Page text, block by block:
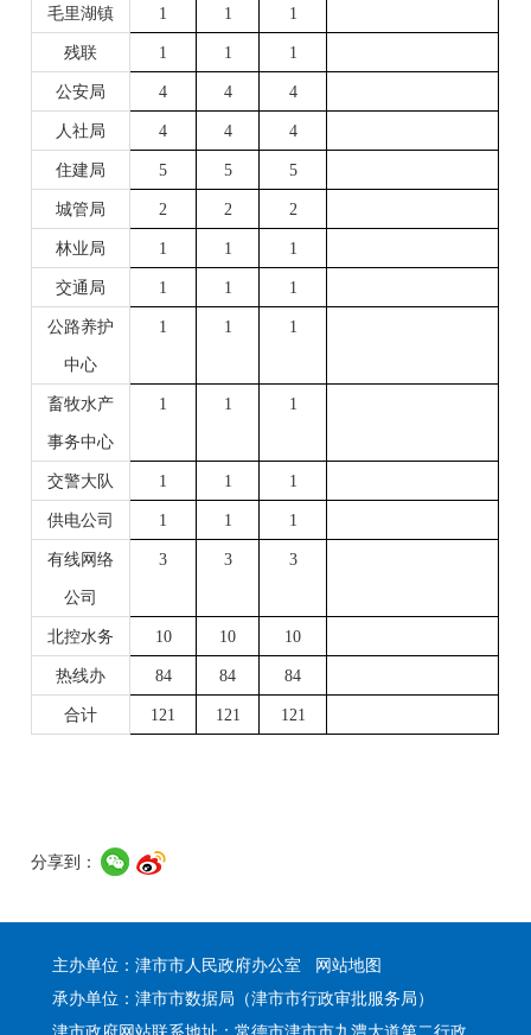
毛里湖镇 1 1 1
残联 1 1 1
公安局 4 4 4
人社局 4 4 4
住建局 5 5 5
城管局 2 2 2
林业 局 1 1 1
交通局 1 1 1
公路养护
中心
1 1 1
畜牧水产
事务中心
1 1 1
交警大队 1 1 1
供电公司 1 1 1
有线网络
公司
3 3 3
北控水务 10 10 10
热线办 84 84 84
合计 121 121 121
分享到：
主办单位：津市市人民政府办公室 网站地图
承办单位：津市市数据局（津市市行政审批服务局）